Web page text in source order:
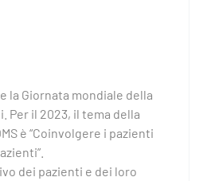
la Giornata mondiale della
Per il 2023, il tema della
è “Coinvolgere i pazienti
dei pazienti e dei loro